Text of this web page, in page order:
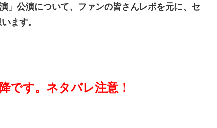
」公演について、ファンの皆さんレポを元に、セ
ます。
です。ネタバレ注意！